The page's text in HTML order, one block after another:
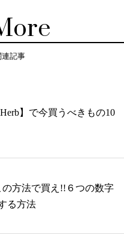
記事
】で今買うべきもの10
の方法で買え!!６つの数字
る方法